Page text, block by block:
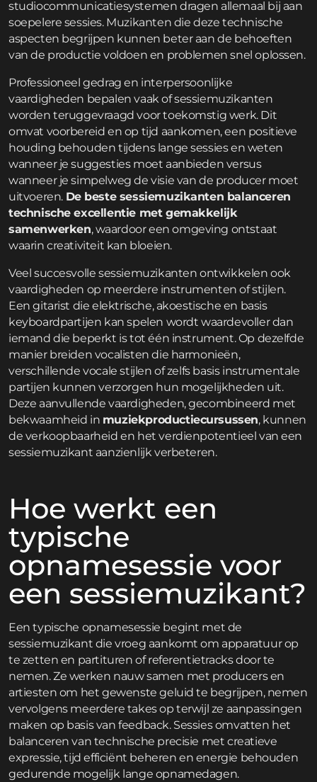
studiocommunicatiesystemen dragen allemaal bij aan
soepelere sessies. Muzikanten die deze technische
aspecten begrijpen kunnen beter aan de behoeften
van de productie voldoen en problemen snel oplossen.
Professioneel gedrag en interpersoonlijke
vaardigheden bepalen vaak of sessiemuzikanten
worden teruggevraagd voor toekomstig werk. Dit
omvat voorbereid en op tijd aankomen, een positieve
houding behouden tijdens lange sessies en weten
wanneer je suggesties moet aanbieden versus
wanneer je simpelweg de visie van de producer moet
uitvoeren. De beste sessiemuzikanten balanceren
technische excellentie met gemakkelijk
samenwerken, waardoor een omgeving ontstaat
waarin creativiteit kan bloeien.
Veel succesvolle sessiemuzikanten ontwikkelen ook
vaardigheden op meerdere instrumenten of stijlen.
Een gitarist die elektrische, akoestische en basis
keyboardpartijen kan spelen wordt waardevoller dan
iemand die beperkt is tot één instrument. Op dezelfde
manier breiden vocalisten die harmonieën,
verschillende vocale stijlen of zelfs basis instrumentale
partijen kunnen verzorgen hun mogelijkheden uit.
Deze aanvullende vaardigheden, gecombineerd met
bekwaamheid in muziekproductiecursussen, kunnen
de verkoopbaarheid en het verdienpotentieel van een
sessiemuzikant aanzienlijk verbeteren.
Hoe werkt een
typische
opnamesessie voor
een sessiemuzikant?
Een typische opnamesessie begint met de
sessiemuzikant die vroeg aankomt om apparatuur op
te zetten en partituren of referentietracks door te
nemen. Ze werken nauw samen met producers en
artiesten om het gewenste geluid te begrijpen, nemen
vervolgens meerdere takes op terwijl ze aanpassingen
maken op basis van feedback. Sessies omvatten het
balanceren van technische precisie met creatieve
expressie, tijd efficiënt beheren en energie behouden
gedurende mogelijk lange opnamedagen.